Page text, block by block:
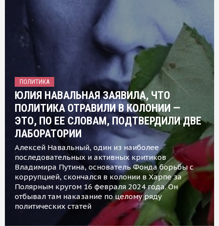
ПОЛИТИКА
ЮЛИЯ НАВАЛЬНАЯ ЗАЯВИЛА, ЧТО
ПОЛИТИКА ОТРАВИЛИ В КОЛОНИИ —
ЭТО, ПО ЕЕ СЛОВАМ, ПОДТВЕРДИЛИ ДВЕ
ЛАБОРАТОРИИ
Алексей Навальный, один из наиболее
последовательных и активных критиков
Владимира Путина, основатель Фонда борьбы с
коррупцией, скончался в колонии в Харпе за
Полярным кругом 16 февраля 2024 года. Он
отбывал там наказание по целому ряду
политических статей